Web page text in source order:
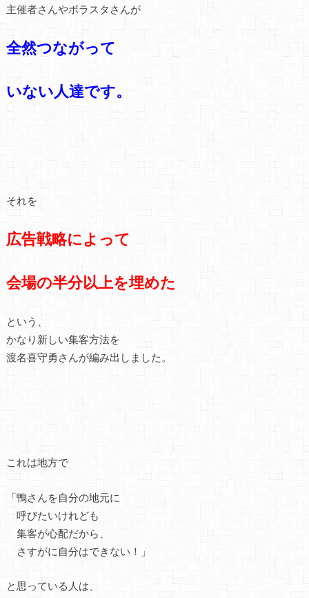
主催者さんやボラスタさんが
全然つながって
いない人達です。
それを
広告戦略によって
会場の半分以上を埋めた
という、
かなり新しい集客方法を
渡名喜守勇さんが編み出しました。
これは地方で
「鴨さんを自分の地元に
呼びたいけれども
集客が心配だから、
さすがに自分はできない！」
と思っている人は、